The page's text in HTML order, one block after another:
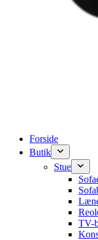
Forside
Butik
Stue
TV-